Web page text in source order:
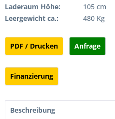
Laderaum Höhe:
105 cm
Leergewicht ca.:
480 Kg
PDF / Drucken Anfrage
Finanzierung
Beschreibung